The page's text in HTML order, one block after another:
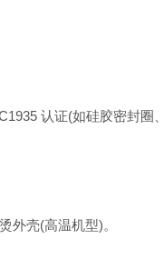
认证(如硅胶密封圈
壳(高温机型)。